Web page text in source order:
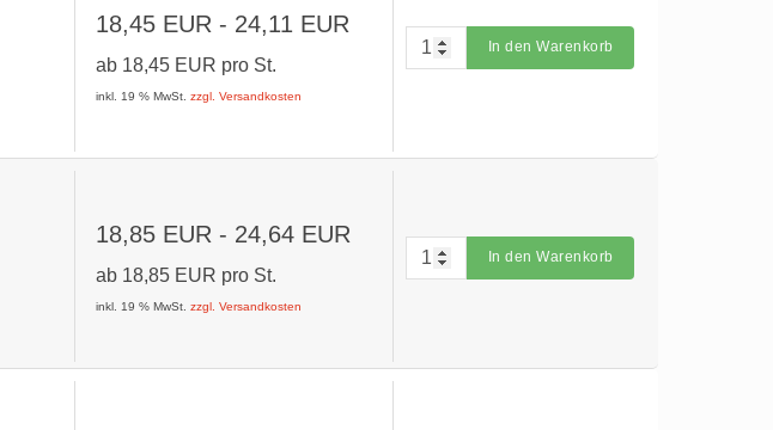
18,45 EUR - 24,11 EUR
ab 18,45 EUR pro St.
inkl. 19 % MwSt.zzgl. Versandkosten
In den Warenkorb
18,85 EUR - 24,64 EUR
ab 18,85 EUR pro St.
inkl. 19 % MwSt.zzgl. Versandkosten
In den Warenkorb